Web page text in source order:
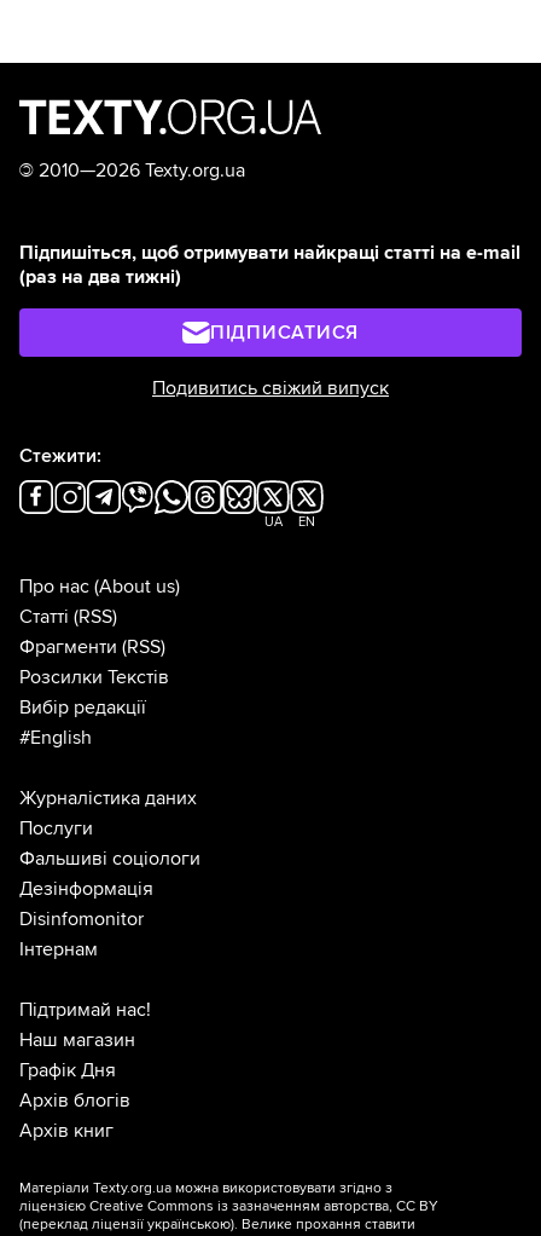
© 2010—2026 Texty.org.ua
Підпишіться, щоб отримувати найкращі статті на e-mail
(раз на два тижні)
ПІДПИСАТИСЯ
Подивитись свіжий випуск
Стежити:
UA EN
Про нас (About us)
Статті (RSS)
Фрагменти (RSS)
Розсилки Текстів
Вибір редакції
#English
Журналістика даних
Послуги
Фальшиві соціологи
Дезінформація
Disinfomonitor
Інтернам
Підтримай нас!
Наш магазин
Графік Дня
Архів блогів
Архів книг
Матеріали Texty.org.ua можна використовувати згідно з
ліцензією Creative Commons із зазначенням авторства, CC BY
(переклад ліцензії українською). Велике прохання ставити